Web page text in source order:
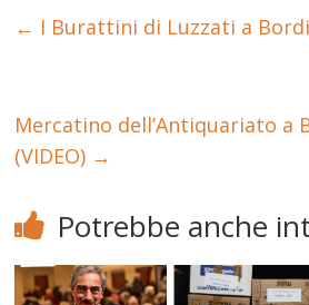
← I Burattini di Luzzati a
Mercatino dell’Antiquariato a
(VIDEO) →
Potrebbe anche